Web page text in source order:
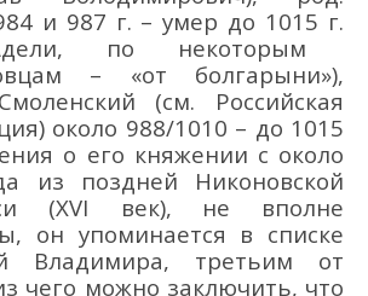
и 987 г. – умер до 1015 г.
по некоторым
– «от болгарыни»),
(см. Российская
около 988/1010 – до 1015
о его княжении с около
из поздней Никоновской
(XVI век),
не вполне
, он упоминается в списке
Владимира, третьим от
чего можно заключить, что